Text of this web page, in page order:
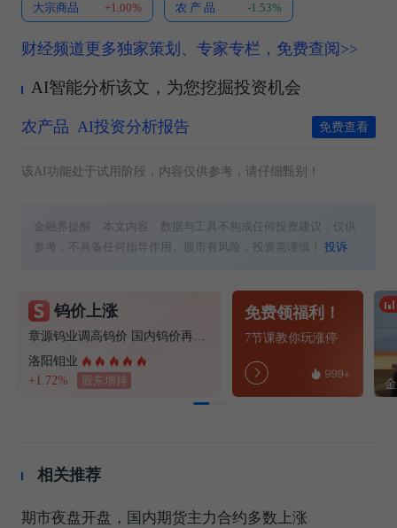
大宗商品 +1.00% 农 产 品 -1.53%
财经频道更多独家策划、专家专栏，免费查阅>>
AI智能分析该文，为您挖掘投资机会
农产品 AI投资分析报告 免费查看
该AI功能处于试用阶段，内容仅供参考，请仔细甄别！
金融界提醒：本文内容、数据与工具不构成任何投资建议，仅供
参考，不具备任何指导作用。股市有风险，投资需谨慎！投诉
钨价上涨
洛阳钼业
+1.72%
股东增持
免费领福利！
7节课教你玩涨停
相关推荐
期市夜盘开盘，国内期货主力合约多数上涨